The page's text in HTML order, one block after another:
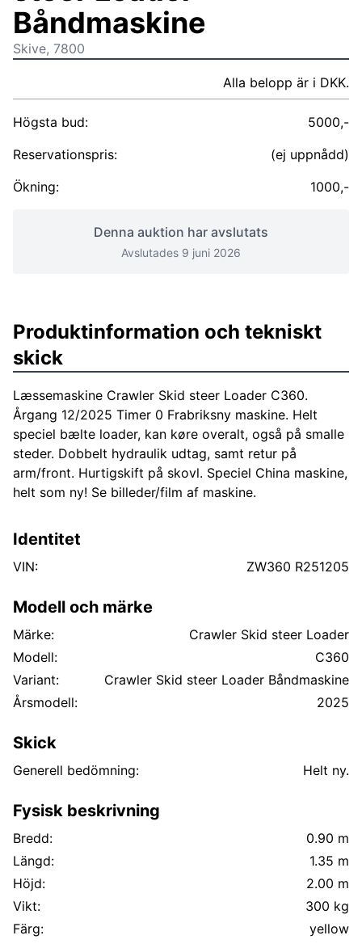
Båndmaskine
Skive, 7800
Alla belopp är i DKK.
Högsta bud:
5000,-
Reservationspris:
(ej uppnådd)
Ökning:
1000,-
Denna auktion har avslutats
Avslutades 9 juni 2026
Produktinformation och tekniskt
skick
Læssemaskine Crawler Skid steer Loader C360.
Årgang 12/2025 Timer 0 Frabriksny maskine. Helt
speciel bælte loader, kan køre overalt, også på smalle
steder. Dobbelt hydraulik udtag, samt retur på
arm/front. Hurtigskift på skovl. Speciel China maskine,
helt som ny! Se billeder/film af maskine.
Identitet
VIN: ZW360 R251205
Modell och märke
Märke:
Crawler Skid steer Loader
Modell:
C360
Variant:
Crawler Skid steer Loader Båndmaskine
Årsmodell:
2025
Skick
Generell bedömning: Helt ny.
Fysisk beskrivning
Bredd:
0.90 m
Längd:
1.35 m
Höjd:
2.00 m
Vikt:
300 kg
Färg:
yellow